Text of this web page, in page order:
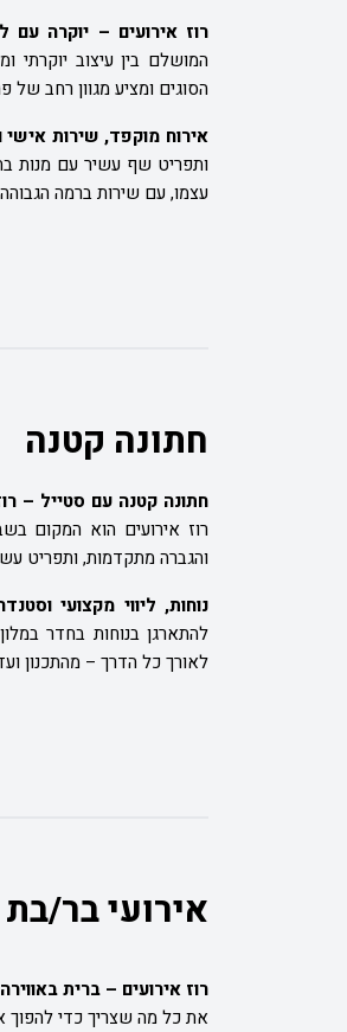
רוז אירועים – יוקרה
המושלם בין עיצוב יוקרתי
הסוגים ומציע מגוון רחב של
אירוח מוקפד, שירות אישי
ותפריט שף עשיר עם מנות
עצמו, עם שירות ברמה
חתונה קטנה
חתונה קטנה עם סטייל –
רוז אירועים הוא המקום
והגברה מתקדמות, ותפריט
נוחות, ליווי מקצועי
להתארגן בנוחות בחדר
לאורך כל הדרך – מהתכנון
אירועי בר/
רוז אירועים – ברית
את כל מה שצריך כדי